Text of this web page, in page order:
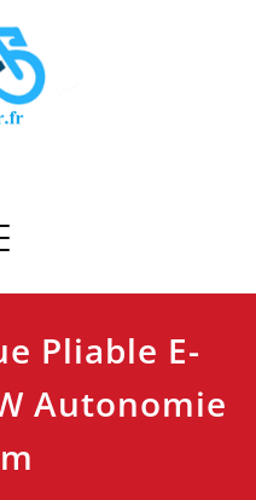
masquer la navigation
Pliable E-
Autonomie